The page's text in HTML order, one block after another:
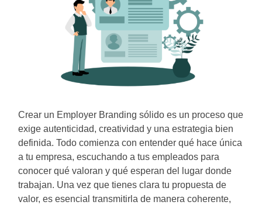
Crear un Employer Branding sólido es un proceso que
exige autenticidad, creatividad y una estrategia bien
definida. Todo comienza con entender qué hace única
a tu empresa, escuchando a tus empleados para
conocer qué valoran y qué esperan del lugar donde
trabajan. Una vez que tienes clara tu propuesta de
valor, es esencial transmitirla de manera coherente,